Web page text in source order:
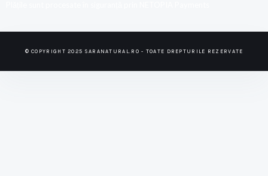
© COPYRIGHT 2025 SARANATURAL.RO - TOATE DREPTURILE REZERVATE